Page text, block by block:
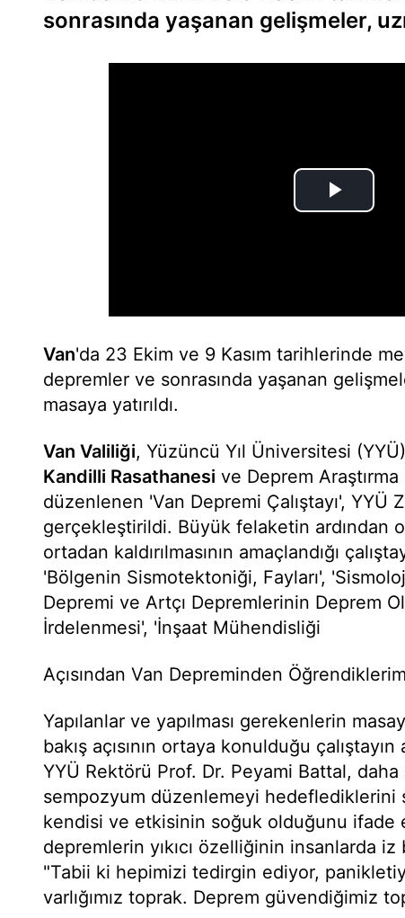
sonrasında yaşanan gelişmeler,
Van'da 23 Ekim ve 9 Kasım tarihlerinde
depremler ve sonrasında yaşanan
masaya yatırıldı.
Van Valiliği, Yüzüncü Yıl Üniversitesi
Kandilli Rasathanesi ve Deprem
düzenlenen 'Van Depremi Çalıştayı', YYÜ
gerçekleştirildi. Büyük felaketin ardından
ortadan kaldırılmasının amaçlandığı
'Bölgenin Sismotektoniği, Fayları',
Depremi ve Artçı Depremlerinin Deprem
İrdelenmesi', 'İnşaat Mühendisliği
Açısından Van Depreminden
Yapılanlar ve yapılması gerekenlerin
bakış açısının ortaya konulduğu çalıştayın
YYÜ Rektörü Prof. Dr. Peyami Battal, daha
sempozyum düzenlemeyi hedeflediklerini
kendisi ve etkisinin soğuk olduğunu ifade
depremlerin yıkıcı özelliğinin insanlarda iz
"Tabii ki hepimizi tedirgin ediyor,
varlığımız toprak. Deprem güvendiğimiz